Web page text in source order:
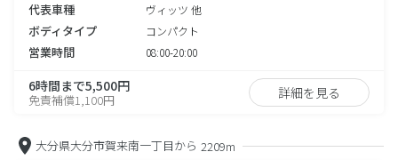
代表車種 ヴィッツ 他
ボディタイプ コンパクト
営業時間 08:00-20:00
6時間まで5,500円
免責補償1,100円 詳細を見る
大分県大分市賀来南一丁目から 2209m